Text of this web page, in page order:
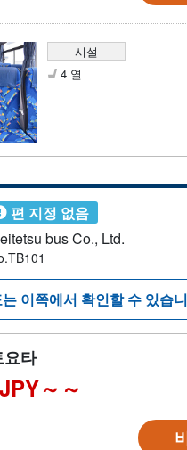
시설
4 열
편 지정 없음
bus Co., Ltd.
이쪽에서 확인할 수 있습
타
～